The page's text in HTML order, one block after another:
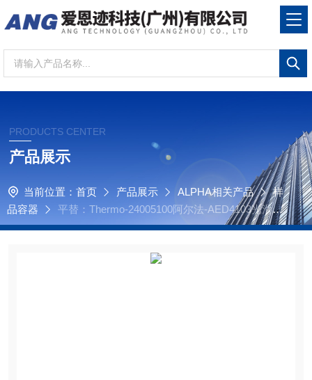
PRODUCTS CENTER
产品展示
当前位置： 首页 产品展示 ALPHA相关产品
样
品容器
平替：Thermo-24005100阿尔法-AED4103光滑壁
银胶囊